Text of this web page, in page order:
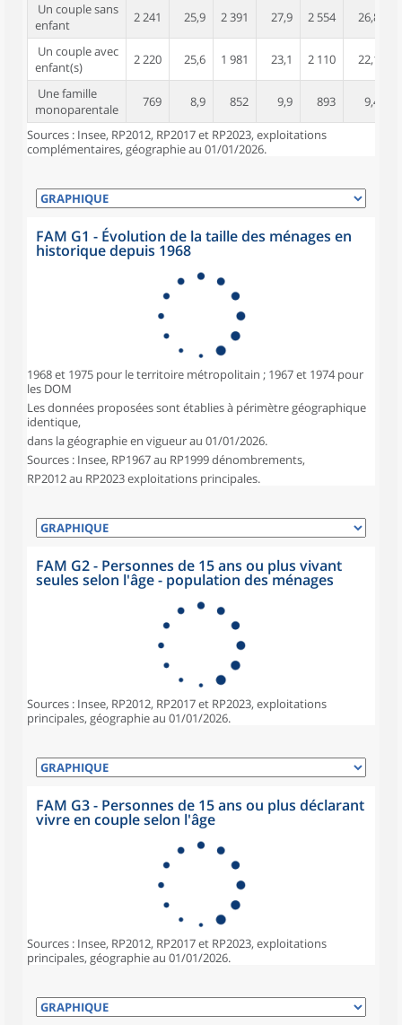
Un couple sans
enfant
2 241 25,9 2 391 27,9 2 554 26,8
Un couple avec
enfant(s)
2 220 25,6 1 981 23,1 2 110 22,1
Une famille
monoparentale
769 8,9 852 9,9 893 9,4
Sources : Insee, RP2012, RP2017 et RP2023, exploitations
complémentaires, géographie au 01/01/2026.
FAM G1 - Évolution de la taille des ménages en
historique depuis 1968
1968 et 1975 pour le territoire métropolitain ; 1967 et 1974 pour
les DOM
Les données proposées sont établies à périmètre géographique
identique,
dans la géographie en vigueur au 01/01/2026.
Sources : Insee, RP1967 au RP1999 dénombrements,
RP2012 au RP2023 exploitations principales.
FAM G2 - Personnes de 15 ans ou plus vivant
seules selon l'âge - population des ménages
Sources : Insee, RP2012, RP2017 et RP2023, exploitations
principales, géographie au 01/01/2026.
FAM G3 - Personnes de 15 ans ou plus déclarant
vivre en couple selon l'âge
Sources : Insee, RP2012, RP2017 et RP2023, exploitations
principales, géographie au 01/01/2026.